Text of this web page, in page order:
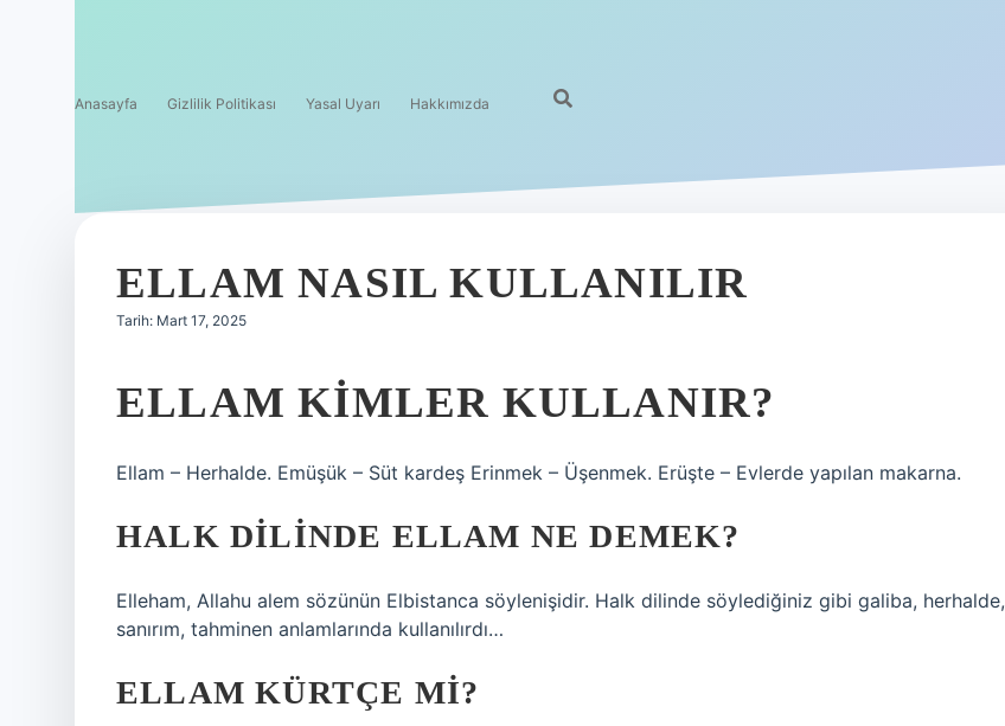
Anasayfa Gizlilik Politikası Yasal Uyarı Hakkımızda
ELLAM NASIL KULLANILIR
Tarih: Mart 17, 2025
ELLAM KIMLER KULLANIR?
Ellam – Herhalde. Emüşük – Süt kardeş Erinmek – Üşenmek. Erüşte – Evlerde yapılan makarna.
HALK DILINDE ELLAM NE DEMEK?
Elleham, Allahu alem sözünün Elbistanca söylenişidir. Halk dilinde söylediğiniz gibi galiba, herhalde,
sanırım, tahminen anlamlarında kullanılırdı…
ELLAM KÜRTÇE MI?